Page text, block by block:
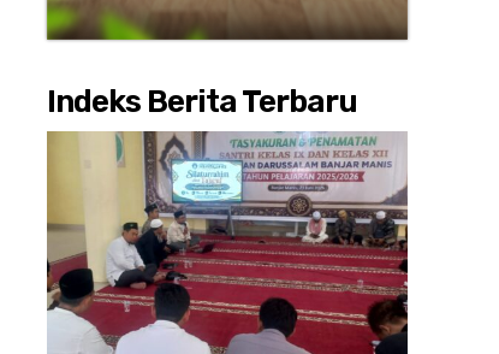
Indeks Berita Terbaru